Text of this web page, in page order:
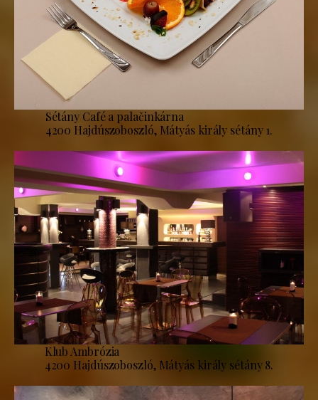
Sétány Café a palačinkárna
4200 Hajdúszoboszló, Mátyás király sétány 1.
Klub Ambrózia
4200 Hajdúszoboszló, Mátyás király sétány 8.